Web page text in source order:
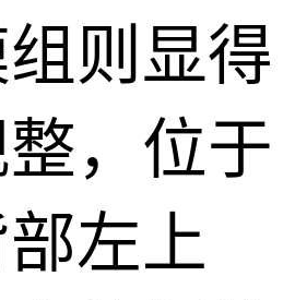
则显得
，位于
左上